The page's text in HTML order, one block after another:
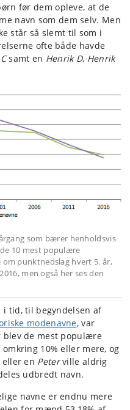
før dem opleve, at de
navn som dem selv. Men
står så slemt til som i
ofte både havde
samt en Henrik D, Henrik
som bærer henholdsvis
10 mest populære
punktnedslag hvert 5. år,
men også her ses den
tid, til begyndelsen af
modenavne, var
de mest populære
10% eller mere, og
eller en Peterville aldrig
udbredt navn.
navne er endnu mere